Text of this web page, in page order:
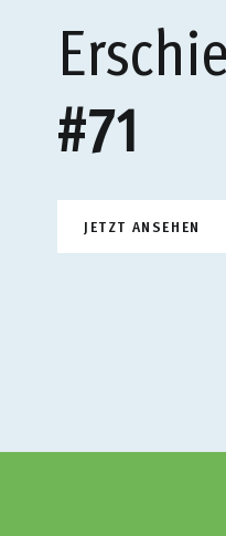
#71
JETZT ANSEHEN